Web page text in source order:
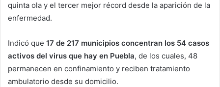
quinta ola y el tercer mejor récord desde la aparición de la
enfermedad.
Indicó que 17 de 217 municipios concentran los 54 casos
activos del virus que hay en Puebla, de los cuales, 48
permanecen en confinamiento y reciben tratamiento
ambulatorio desde su domicilio.